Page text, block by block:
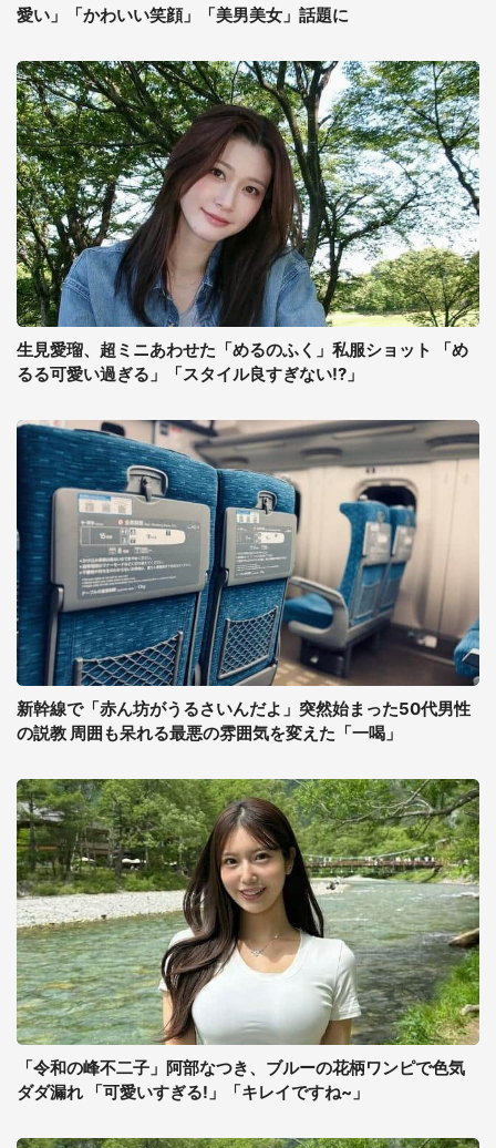
愛い」「かわいい笑顔」「美男美女」話題に
生見愛瑠、超ミニあわせた「めるのふく」私服ショット 「め
るる可愛い過ぎる」「スタイル良すぎない!?」
新幹線で「赤ん坊がうるさいんだよ」突然始まった50代男性
の説教 周囲も呆れる最悪の雰囲気を変えた「一喝」
「令和の峰不二子」阿部なつき、ブルーの花柄ワンピで色気
ダダ漏れ 「可愛いすぎる!」「キレイですね~」